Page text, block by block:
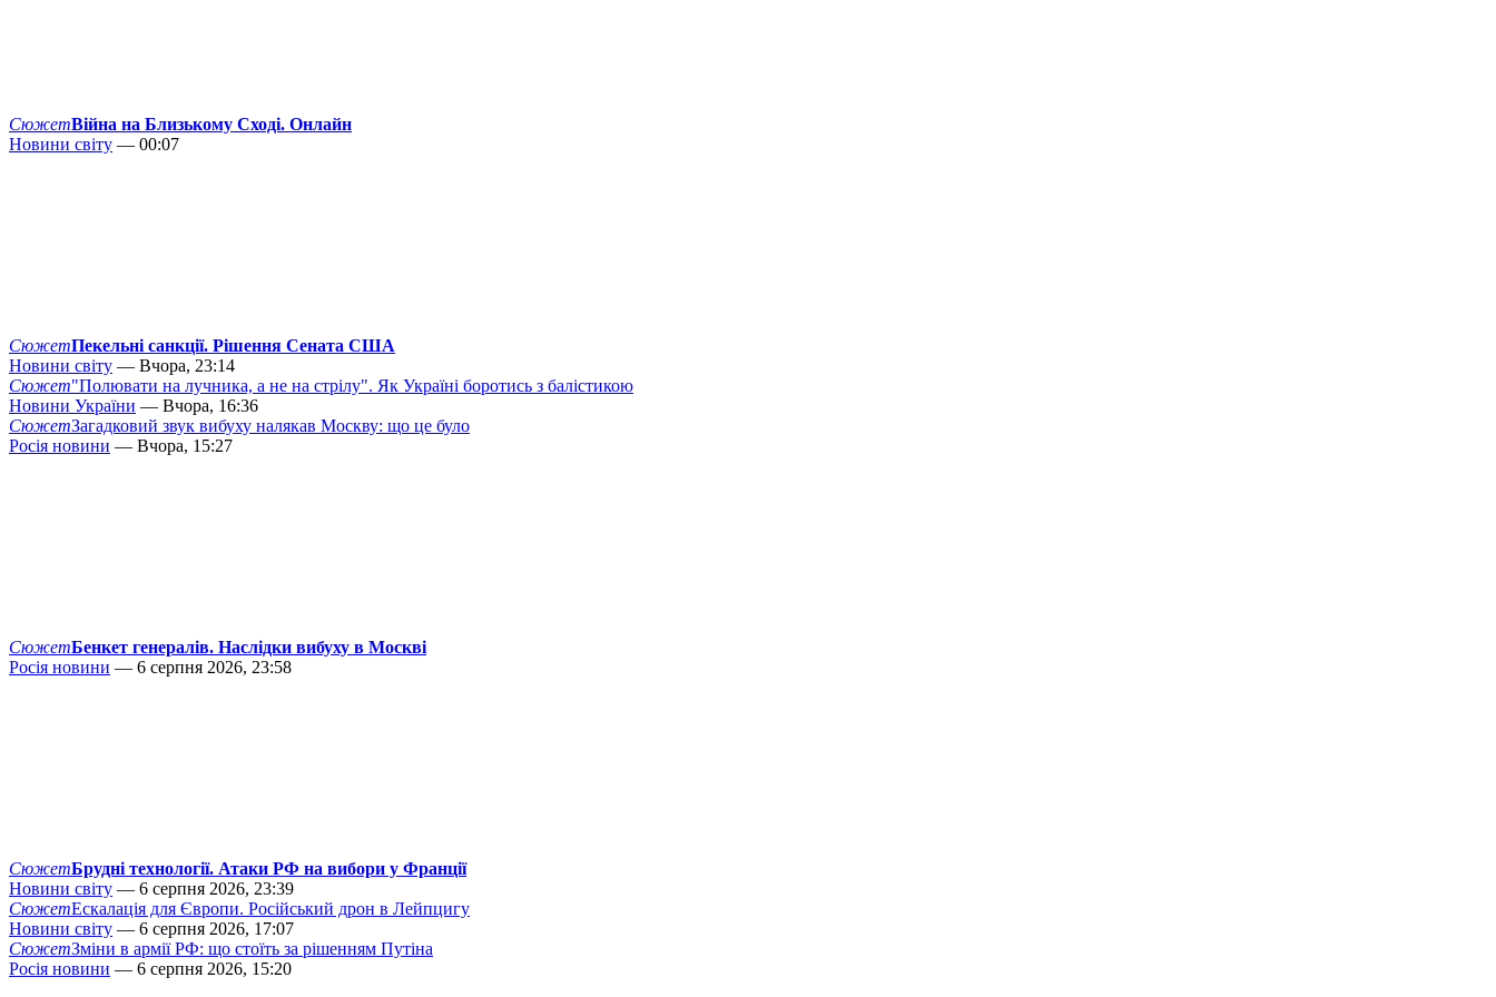
СюжетВійна на Близькому Сході. Онлайн
Новини світу — 00:07
СюжетПекельні санкції. Рішення Сената США
Новини світу — Вчора, 23:14
Сюжет"Полювати на лучника, а не на стрілу". Як Україні боротись з балістикою
Новини України — Вчора, 16:36
СюжетЗагадковий звук вибуху налякав Москву: що це було
Росія новини — Вчора, 15:27
СюжетБенкет генералів. Наслідки вибуху в Москві
Росія новини — 6 серпня 2026, 23:58
СюжетБрудні технології. Атаки РФ на вибори у Франції
Новини світу — 6 серпня 2026, 23:39
СюжетЕскалація для Європи. Російський дрон в Лейпцигу
Новини світу — 6 серпня 2026, 17:07
СюжетЗміни в армії РФ: що стоїть за рішенням Путіна
Росія новини — 6 серпня 2026, 15:20